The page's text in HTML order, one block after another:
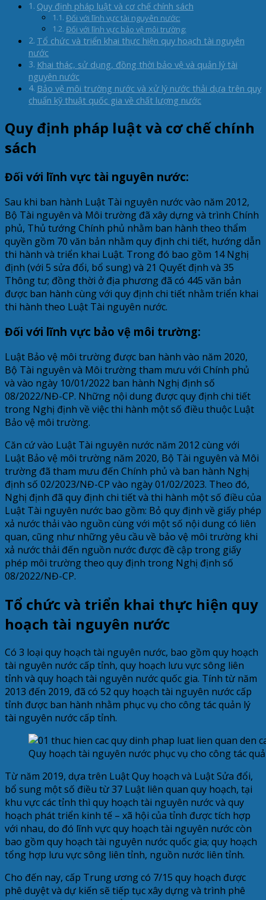
Quy định pháp luật và cơ chế chính sách
Đối với lĩnh vực tài nguyên nước:
Đối với lĩnh vực bảo vệ môi trường:
Tổ chức và triển khai thực hiện quy hoạch tài nguyên
nước
Khai thác, sử dụng, đồng thời bảo vệ và quản lý tài
nguyên nước
Bảo vệ môi trường nước và xử lý nước thải dựa trên quy
chuẩn kỹ thuật quốc gia về chất lượng nước
Quy định pháp luật và cơ chế chính
sách
Đối với lĩnh vực tài nguyên nước:
Sau khi ban hành Luật Tài nguyên nước vào năm 2012,
Bộ Tài nguyên và Môi trường đã xây dựng và trình Chính
phủ, Thủ tướng Chính phủ nhằm ban hành theo thẩm
quyền gồm 70 văn bản nhằm quy định chi tiết, hướng dẫn
thi hành và triển khai Luật. Trong đó bao gồm 14 Nghị
định (với 5 sửa đổi, bổ sung) và 21 Quyết định và 35
Thông tư; đồng thời ở địa phương đã có 445 văn bản
được ban hành cùng với quy định chi tiết nhằm triển khai
thi hành theo Luật Tài nguyên nước.
Đối với lĩnh vực bảo vệ môi trường:
Luật Bảo vệ môi trường được ban hành vào năm 2020,
Bộ Tài nguyên và Môi trường tham mưu với Chính phủ
và vào ngày 10/01/2022 ban hành Nghị định số
08/2022/NĐ-CP. Những nội dung được quy định chi tiết
trong Nghị định về việc thi hành một số điều thuộc Luật
Bảo vệ môi trường.
Căn cứ vào Luật Tài nguyên nước năm 2012 cùng với
Luật Bảo vệ môi trường năm 2020, Bộ Tài nguyên và Môi
trường đã tham mưu đến Chính phủ và ban hành Nghị
định số 02/2023/NĐ-CP vào ngày 01/02/2023. Theo đó,
Nghị định đã quy định chi tiết và thi hành một số điều của
Luật Tài nguyên nước bao gồm: Bỏ quy định về giấy phép
xả nước thải vào nguồn cùng với một số nội dung có liên
quan, cũng như những yêu cầu về bảo vệ môi trường khi
xả nước thải đến nguồn nước được đề cập trong giấy
phép môi trường theo quy định trong Nghị định số
08/2022/NĐ-CP.
Tổ chức và triển khai thực hiện quy
hoạch tài nguyên nước
Có 3 loại quy hoạch tài nguyên nước, bao gồm quy hoạch
tài nguyên nước cấp tỉnh, quy hoạch lưu vực sông liên
tỉnh và quy hoạch tài nguyên nước quốc gia. Tính từ năm
2013 đến 2019, đã có 52 quy hoạch tài nguyên nước cấp
tỉnh được ban hành nhằm phục vụ cho công tác quản lý
tài nguyên nước cấp tỉnh.
Quy hoạch tài nguyên nước phục vụ cho công tác
Từ năm 2019, dựa trên Luật Quy hoạch và Luật Sửa đổi,
bổ sung một số điều từ 37 Luật liên quan quy hoạch, tại
khu vực các tỉnh thì quy hoạch tài nguyên nước và quy
hoạch phát triển kinh tế – xã hội của tỉnh được tích hợp
với nhau, do đó lĩnh vực quy hoạch tài nguyên nước còn
bao gồm quy hoạch tài nguyên nước quốc gia; quy hoạch
tổng hợp lưu vực sông liên tỉnh, nguồn nước liên tỉnh.
Cho đến nay, cấp Trung ương có 7/15 quy hoạch được
phê duyệt và dự kiến sẽ tiếp tục xây dựng và trình phê